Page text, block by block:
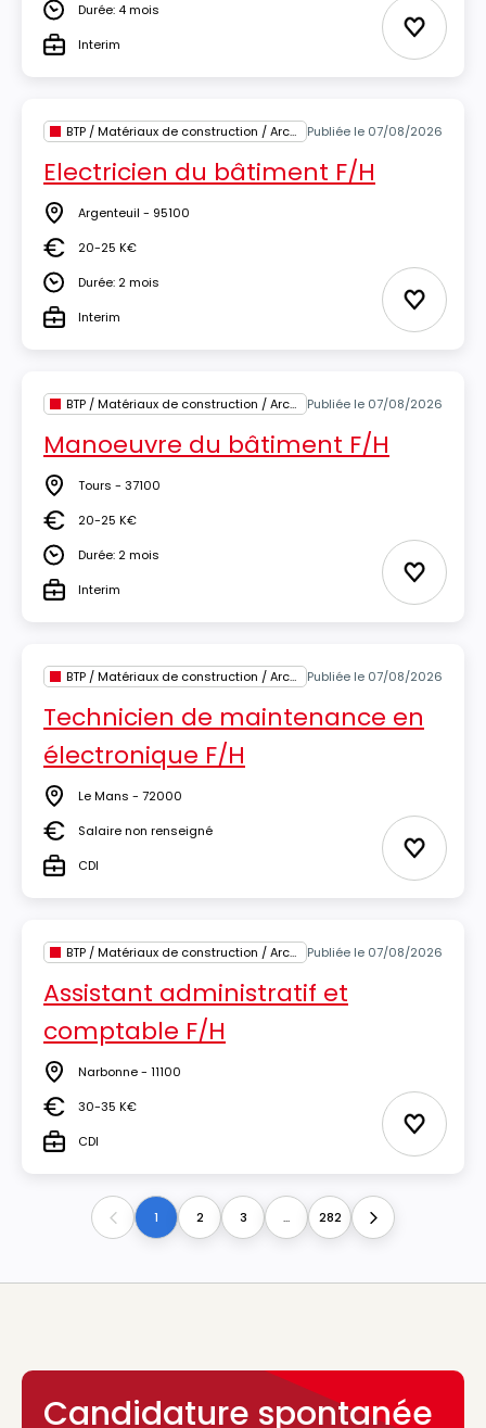
DuréeDurée: 4 mois
TypeInterim Ajouter
BTP / Matériaux de construction / Architecture Publiée le 07/08/2026
Electricien du bâtiment F/H
Lieu Argenteuil - 95100
Salaire20-25 K€
DuréeDurée: 2 mois
TypeInterim Ajouter
BTP / Matériaux de construction / Architecture Publiée le 07/08/2026
Manoeuvre du bâtiment F/H
Lieu Tours - 37100
Salaire20-25 K€
DuréeDurée: 2 mois
TypeInterim Ajouter
BTP / Matériaux de construction / Architecture Publiée le 07/08/2026
Technicien de maintenance en
électronique F/H
Lieu Le Mans - 72000
SalaireSalaire non renseigné
TypeCDI Ajouter
BTP / Matériaux de construction / Architecture Publiée le 07/08/2026
Assistant administratif et
comptable F/H
Lieu Narbonne - 11100
Salaire30-35 K€
TypeCDI Ajouter
Previous1 2 3 ... 282 Next
Candidature spontanée